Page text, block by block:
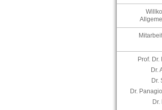
Prof.
Dr.
Dr.
Dr.